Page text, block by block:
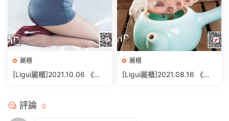
麗櫃
[Ligui麗櫃]2021.10.06 《纖
麗櫃
[Ligui麗櫃]2021.08.16 《足
評論 0